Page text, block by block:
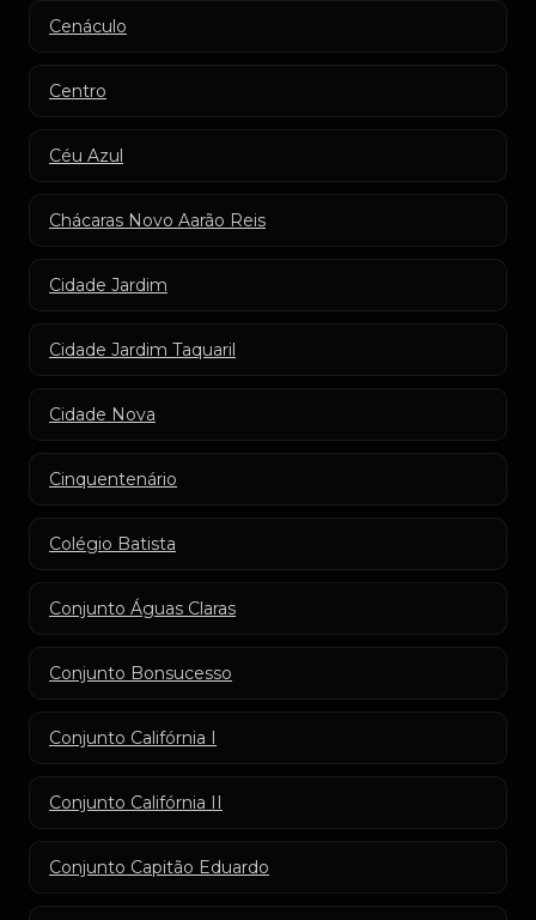
Cenáculo
Centro
Céu Azul
Chácaras Novo Aarão Reis
Cidade Jardim
Cidade Jardim Taquaril
Cidade Nova
Cinquentenário
Colégio Batista
Conjunto Águas Claras
Conjunto Bonsucesso
Conjunto Califórnia I
Conjunto Califórnia II
Conjunto Capitão Eduardo